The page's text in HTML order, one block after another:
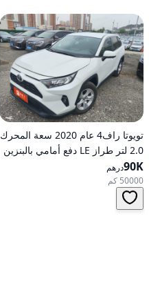
تويوتا راف4 عام 2020 سعة المحرك
2.0 لتر طراز LE دفع أمامي بالبنزين
أوتوماتيكي
90Kدرهم
50000 كم